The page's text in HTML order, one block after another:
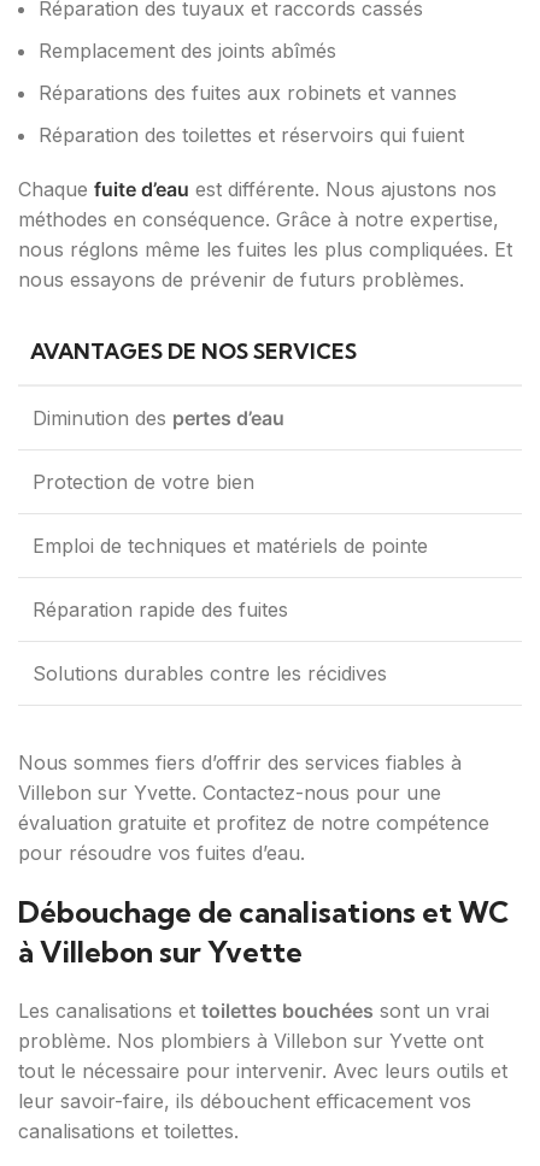
Réparation des tuyaux et raccords cassés
Remplacement des joints abîmés
Réparations des fuites aux robinets et vannes
Réparation des toilettes et réservoirs qui fuient
Chaque fuite d’eau est différente. Nous ajustons nos
méthodes en conséquence. Grâce à notre expertise,
nous réglons même les fuites les plus compliquées. Et
nous essayons de prévenir de futurs problèmes.
AVANTAGES DE NOS SERVICES
Diminution des pertes d’eau
Protection de votre bien
Emploi de techniques et matériels de pointe
Réparation rapide des fuites
Solutions durables contre les récidives
Nous sommes fiers d’offrir des services fiables à
Villebon sur Yvette. Contactez-nous pour une
évaluation gratuite et profitez de notre compétence
pour résoudre vos fuites d’eau.
Débouchage de canalisations et WC
à Villebon sur Yvette
Les canalisations et toilettes bouchées sont un vrai
problème. Nos plombiers à Villebon sur Yvette ont
tout le nécessaire pour intervenir. Avec leurs outils et
leur savoir-faire, ils débouchent efficacement vos
canalisations et toilettes.